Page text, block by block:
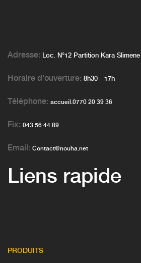
Adresse: Loc. N°12 Partition Kara
Horaire d'ouverture: 8h30 - 17h
Téléphone: accueil.0770 20 39 36
Fix: 043 56 44 89
Email: Contact@nouha.net
Liens rapide
PRODUITS